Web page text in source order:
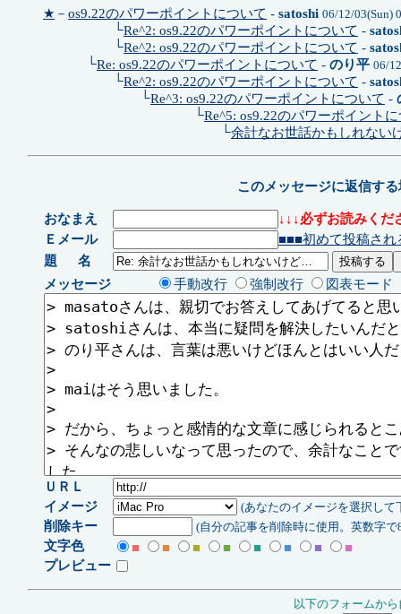
★ － os9.22のパワーポイントについて - satoshi 06/12/03(Sun)
└Re^2: os9.22のパワーポイントについて -
└Re^2: os9.22のパワーポイントについて -
└Re: os9.22のパワーポイントについて - のり平 06/
└Re^2: os9.22のパワーポイントについて -
└Re^3: os9.22のパワーポイントについて -
└Re^5: os9.22のパワーポイント
└余計なお世話かもしれない
このメッセージに返信す
おなまえ
↓↓↓必ずお読みくだ
Ｅメール
■■■初めて投稿され
題 名
メッセージ
手動改行 強制改行 図表モード
ＵＲＬ
イメージ
(あなたのイメージを選択して
削除キー (自分の記事を削除時に使用。英数字で
文字色 ■ ■ ■ ■ ■ ■ ■
■
プレビュー
以下のフォームか